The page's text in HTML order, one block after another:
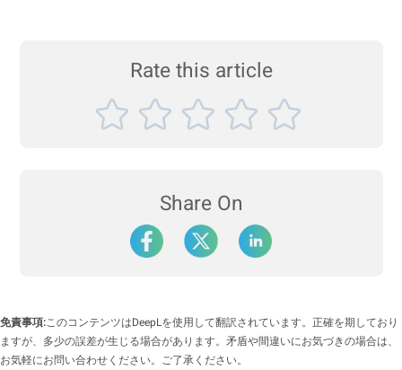
Rate this article
Share On
免責事項:このコンテンツはDeepLを使用して翻訳されています。正確を期しており
ますが、多少の誤差が生じる場合があります。矛盾や間違いにお気づきの場合は、
お気軽にお問い合わせください。ご了承ください。